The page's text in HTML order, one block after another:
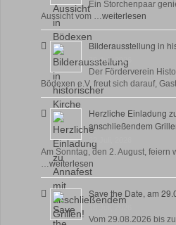
Ein Storchenpaar
Aussicht vom …weiterlesen
Bilderausstellung in
30 Juli, 2026
Der Förderverein
Bödexen e.V. freut sich darauf,
Herzliche Einladung
anschließendem
Am Sonntag, den 2. August, feiern
…weiterlesen
Save the Date, am
Vom 29.08.2026 bis